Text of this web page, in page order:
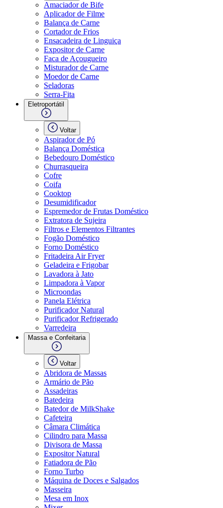
Amaciador de Bife
Aplicador de Filme
Balança de Carne
Cortador de Frios
Ensacadeira de Linguiça
Expositor de Carne
Faca de Açougueiro
Misturador de Carne
Moedor de Carne
Seladoras
Serra-Fita
Eletroportátil
Voltar
Aspirador de Pó
Balança Doméstica
Bebedouro Doméstico
Churrasqueira
Cofre
Coifa
Cooktop
Desumidificador
Espremedor de Frutas Doméstico
Extratora de Sujeira
Filtros e Elementos Filtrantes
Fogão Doméstico
Forno Doméstico
Fritadeira Air Fryer
Geladeira e Frigobar
Lavadora à Jato
Limpadora à Vapor
Microondas
Panela Elétrica
Purificador Natural
Purificador Refrigerado
Varredeira
Massa e Confeitaria
Voltar
Abridora de Massas
Armário de Pão
Assadeiras
Batedeira
Batedor de MilkShake
Cafeteira
Câmara Climática
Cilindro para Massa
Divisora de Massa
Expositor Natural
Fatiadora de Pão
Forno Turbo
Máquina de Doces e Salgados
Masseira
Mesa em Inox